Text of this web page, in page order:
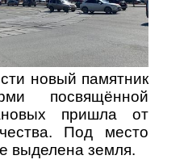
новый памятник
посвящённой
пришла от
Под место
выделена земля.